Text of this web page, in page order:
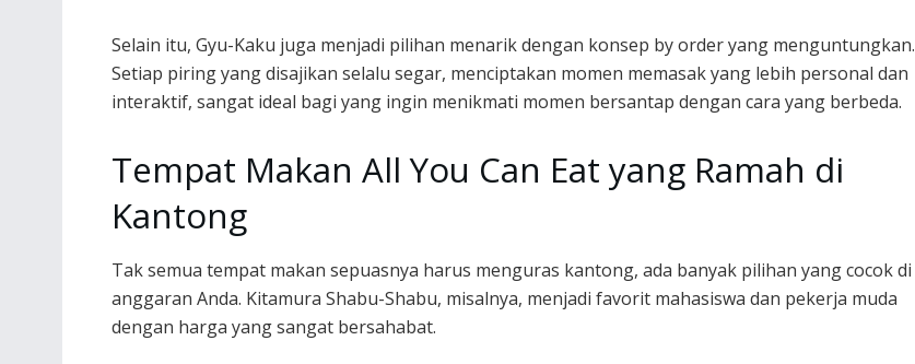
Selain itu, Gyu-Kaku juga menjadi pilihan menarik dengan konsep by order yang menguntungkan.
Setiap piring yang disajikan selalu segar, menciptakan momen memasak yang lebih personal dan
interaktif, sangat ideal bagi yang ingin menikmati momen bersantap dengan cara yang berbeda.
Tempat Makan All You Can Eat yang Ramah di
Kantong
Tak semua tempat makan sepuasnya harus menguras kantong, ada banyak pilihan yang cocok di
anggaran Anda. Kitamura Shabu-Shabu, misalnya, menjadi favorit mahasiswa dan pekerja muda
dengan harga yang sangat bersahabat.